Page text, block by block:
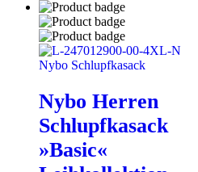
Nybo Herren
Schlupfkasack
»Basic«